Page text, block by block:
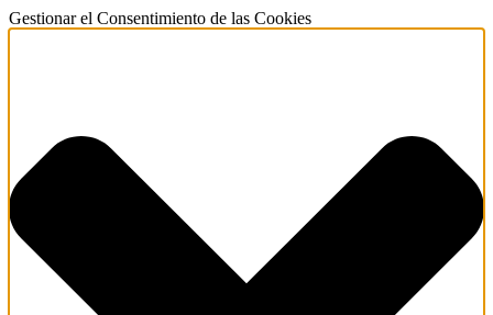
Gestionar el Consentimiento de las Cookies